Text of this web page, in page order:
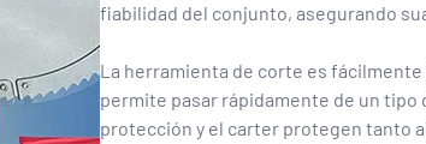
fiabilidad del conjunto, asegurando
La herramienta de corte es
permite pasar rápidamente de un tipo
protección y el carter protegen tanto